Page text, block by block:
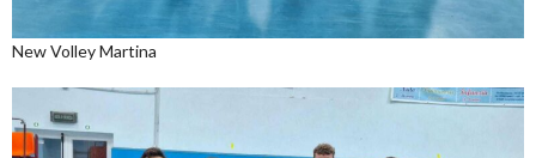
New Volley Martina